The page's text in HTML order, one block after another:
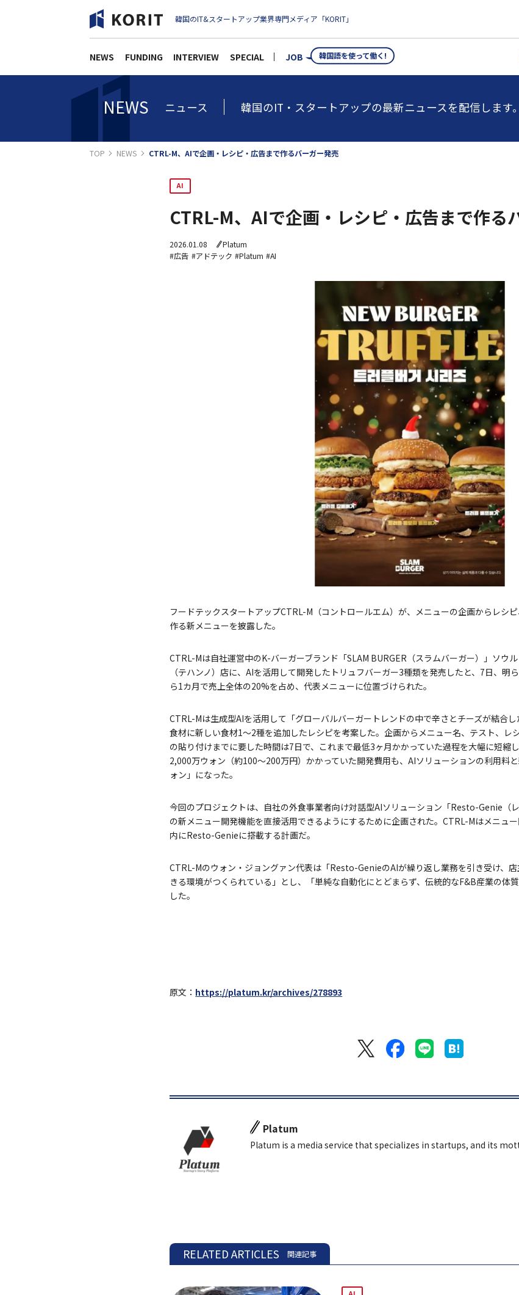
韓国のIT&スタートアップ業界専門メディア「KORIT」
NEWS FUNDING INTERVIEW SPECIAL JOB 韓国語を使って働く!
NEWS ニュース 韓国のIT・スタートアップの最新ニュースを配信します。
TOP NEWS CTRL-M、AIで企画・レシピ・広告まで作るバーガー発売
AI
CTRL-M、AIで企画・レシピ・広告まで作る
2026.01.08
Platum
#広告 #アドテック #Platum #AI
フードテックスタートアップCTRL-M（コントロールエム）が、メニューの企画からレシ
作る新メニューを披露した。
CTRL-Mは自社運営中のK-バーガーブランド「SLAM BURGER（スラムバーガー）」ソウ
（テハンノ）店に、AIを活用して開発したトリュフバーガー3種類を発売したと、7日、明
ら1カ月で売上全体の20%を占め、代表メニューに位置づけられた。
CTRL-Mは生成型AIを活用して「グローバルバーガートレンドの中で辛さとチーズが結合
食材に新しい食材1～2種を追加したレシピを考案した。企画からメニュー名、テスト、レ
の貼り付けまでに要した時間は7日で、これまで最低3ヶ月かかっていた過程を大幅に短縮
2,000万ウォン（約100～200万円）かかっていた開発費用も、AIソリューションの利用料
ォン」になった。
今回のプロジェクトは、自社の外食事業者向け対話型AIソリューション「Resto-Genie（
の新メニュー開発機能を直接活用できるようにするために企画された。CTRL-Mはメニュ
内にResto-Genieに搭載する計画だ。
CTRL-Mのウォン・ジョングァン代表は「Resto-GenieのAIが繰り返し業務を引き受け、
きる環境がつくられている」とし、「単純な自動化にとどまらず、伝統的なF&B産業の体
した。
原文： https://platum.kr/archives/278893
Platum
Platum is a media service that specializes in startups, and its
RELATED ARTICLES 関連記事